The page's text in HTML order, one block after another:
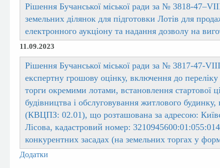
Рішення Бучанської міської ради за № 3818-47–V
земельних ділянок для підготовки Лотів для
електронного аукціону та надання дозволу на
11.09.2023
Рішення Бучанської міської ради за № 3817-47-
експертну грошову оцінку, включення до
торги окремими лотами, встановлення стартової
будівництва і обслуговування житлового
(КВЦПЗ: 02.01), що розташована за адресою:
Лісова, кадастровий номер:
конкурентних засадах (на земельних торгах у
Додатки